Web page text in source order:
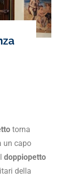
torna
un capo
doppiopetto
della